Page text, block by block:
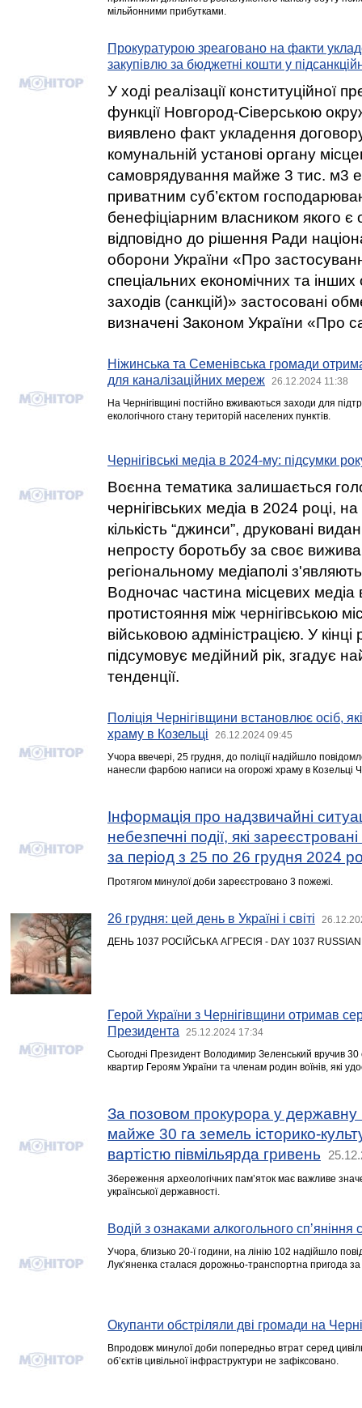
мільйонними прибутками.
Прокуратурою зреаговано на факти
закупівлю за бюджетні кошти у
У ході реалізації конституційної
функції Новгород-Сіверською
виявлено факт укладення
комунальній установі органу
самоврядування майже 3 тис. м3
приватним суб’єктом
бенефіціарним власником якого є
відповідно до рішення Ради
оборони України «Про
спеціальних економічних та
заходів (санкцій)» застосовані
визначені Законом України «Про
Ніжинська та Семенівська громади
для каналізаційних мереж
26.12.2024 11:38
На Чернігівщині постійно вживаються заходи для
екологічного стану територій населених пунктів.
Чернігівські медіа в 2024-му: підсумки
Воєнна тематика залишається
чернігівських медіа в 2024 році,
кількість “джинси”, друковані
непросту боротьбу за своє
регіональному медіаполі
Водночас частина місцевих медіа
протистояння між чернігівською
військовою адміністрацією. У
підсумовує медійний рік, згадує
тенденції.
Поліція Чернігівщини встановлює осіб,
храму в Козельці
26.12.2024 09:45
Учора ввечері, 25 грудня, до поліції надійшло
нанесли фарбою написи на огорожі храму в Козельці
Інформація про надзвичайні
небезпечні події, які
за період з 25 по 26 грудня 2024
Протягом минулої доби зареєстровано 3 пожежі.
26 грудня: цей день в Україні і світі
ДЕНЬ 1037 РОСІЙСЬКА АГРЕСІЯ - DAY 1037 RUSSIAN
Герой України з Чернігівщини отримав
Президента
25.12.2024 17:34
Сьогодні Президент Володимир Зеленський вручив 30
квартир Героям України та членам родин воїнів, які
За позовом прокурора у державну
майже 30 га земель історико-
вартістю півмільярда гривень
Збереження археологічних пам’яток має важливе
української державності.
Водій з ознаками алкогольного спʼяніння
Учора, близько 20-ї години, на лінію 102 надійшло
Лукʼяненка сталася дорожньо-транспортна пригода
Окупанти обстріляли дві громади на
Впродовж минулої доби попередньо втрат серед
об’єктів цивільної інфраструктури не зафіксовано.